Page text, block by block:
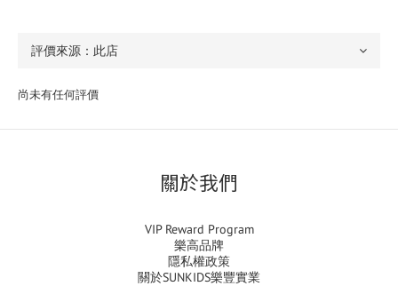
尚未有任何評價
關於我們
VIP Reward Program
樂高品牌
隱私權政策
關於SUNKIDS樂豐實業